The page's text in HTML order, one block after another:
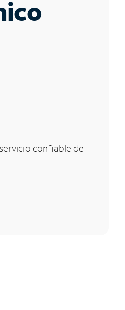
confiable de